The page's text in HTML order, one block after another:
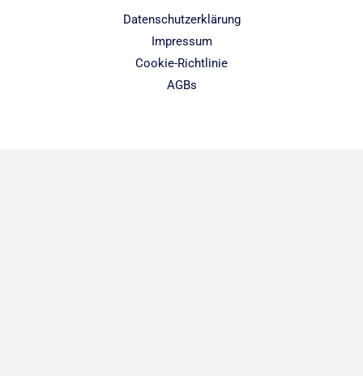
Datenschutzerklärung
Impressum
Cookie-Richtlinie
AGBs